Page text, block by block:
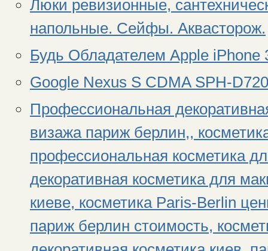
Люки ревизионные,
напольные. Сейфы. Аквасторож.
Будь Обладателем Apple iPhone
Google Nexus S CDMA SPH-D720
Профессиональная
визажа париж берлин,,
профессиональная косметика
декоративная косметика для
киеве, косметика Paris-Berlin
париж берлин стоимость,